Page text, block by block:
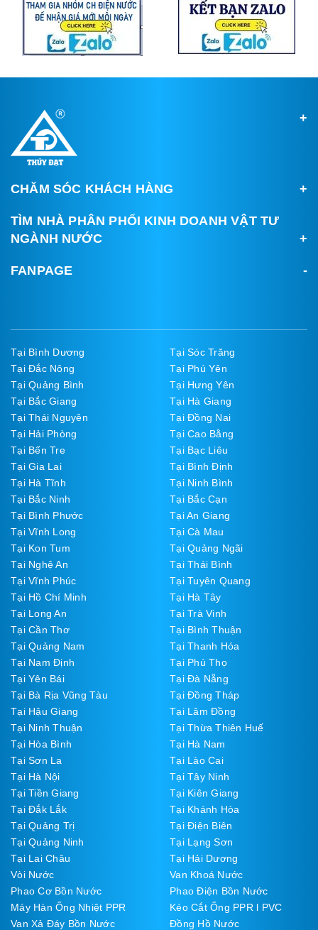
CHĂM SÓC KHÁCH HÀNG
TÌM NHÀ PHÂN PHỐI KINH DOANH VẬT TƯ
NGÀNH NƯỚC
FANPAGE
Tại Bình Dương
Tại Sóc Trăng
Tại Đắc Nông
Tại Phú Yên
Tại Quảng Bình
Tại Hưng Yên
Tại Bắc Giang
Tại Hà Giang
Tại Thái Nguyên
Tại Đồng Nai
Tại Hải Phòng
Tại Cao Bằng
Tại Bến Tre
Tại Bạc Liêu
Tại Gia Lai
Tại Bình Định
Tại Hà Tĩnh
Tại Ninh Bình
Tại Bắc Ninh
Tại Bắc Cạn
Tại Bình Phước
Tại An Giang
Tại Vĩnh Long
Tại Cà Mau
Tại Kon Tum
Tại Quảng Ngãi
Tại Nghệ An
Tại Thái Bình
Tại Vĩnh Phúc
Tại Tuyên Quang
Tại Hồ Chí Minh
Tại Hà Tây
Tại Long An
Tại Trà Vinh
Tại Cần Thơ
Tại Bình Thuận
Tại Quảng Nam
Tại Thanh Hóa
Tại Nam Định
Tại Phú Thọ
Tại Yên Bái
Tại Đà Nẵng
Tại Bà Rịa Vũng Tàu
Tại Đồng Tháp
Tại Hậu Giang
Tại Lâm Đồng
Tại Ninh Thuận
Tại Thừa Thiên Huế
Tại Hòa Bình
Tại Hà Nam
Tại Sơn La
Tại Lào Cai
Tại Hà Nội
Tại Tây Ninh
Tại Tiền Giang
Tại Kiên Giang
Tại Đắk Lắk
Tại Khánh Hòa
Tại Quảng Trị
Tại Điện Biên
Tại Quảng Ninh
Tại Lạng Sơn
Tại Lai Châu
Tại Hải Dương
Vòi Nước
Van Khoá Nước
Phao Cơ Bồn Nước
Phao Điện Bồn Nước
Máy Hàn Ống Nhiệt PPR
Kéo Cắt Ống PPR l PVC
Van Xả Đáy Bồn Nước
Đồng Hồ Nước